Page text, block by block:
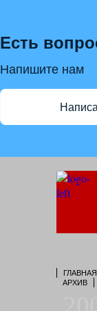
Есть
Напишите нам
ГЛАВНАЯ
АРХИВ